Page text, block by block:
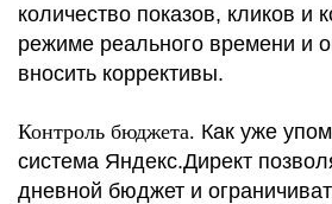
количество показов, кликов и
режиме реального времени и
вносить коррективы.
Контроль бюджета. Как уже
система Яндекс.Директ
дневной бюджет и